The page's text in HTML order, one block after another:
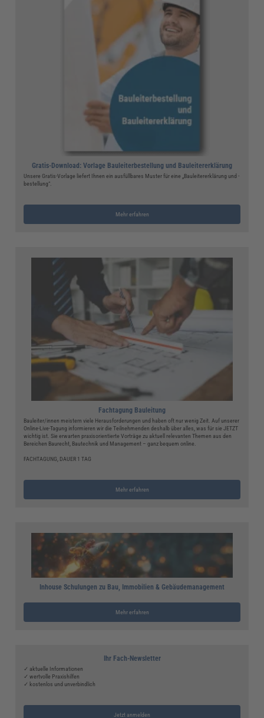
Gratis-Download: Vorlage Bauleiterbestellung und Bauleitererklärung
Unsere Gratis-Vorlage liefert Ihnen ein ausfüllbares Muster für eine „Bauleitererklärung und -
bestellung“.
Mehr erfahren
Fachtagung Bauleitung
Bauleiter/innen meistern viele Herausforderungen und haben oft nur wenig Zeit. Auf unserer
Online-Live-Tagung informieren wir die Teilnehmenden deshalb über alles, was für sie JETZT
wichtig ist. Sie erwarten praxisorientierte Vorträge zu aktuell relevanten Themen aus den
Bereichen Baurecht, Bautechnik und Management – ganz bequem online.
FACHTAGUNG, DAUER 1 TAG
Mehr erfahren
Inhouse Schulungen zu Bau, Immobilien & Gebäudemanagement
Mehr erfahren
Ihr Fach-Newsletter
✓ aktuelle Informationen
✓ wertvolle Praxishilfen
✓ kostenlos und unverbindlich
Jetzt anmelden